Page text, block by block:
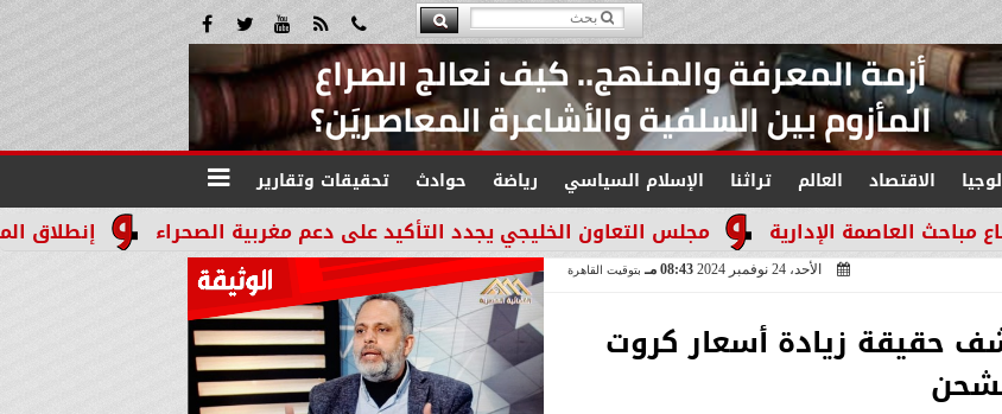
الاقتصاد العالم تراثنا الإسلام السياسي رياضة حوادث تحقيقات وتقارير
إنطلاق المرحله الثالثة بالموجة 29 لإسترداد أملاك مجلس التعاون الخليجي يجدد التأكيد على دعم مغربية الصحراء الإدارية
الأحد، 24 نوفمبر 2024 08:43 مـ بتوقيت القاهرة
حقيقة زيادة أسعار كروت